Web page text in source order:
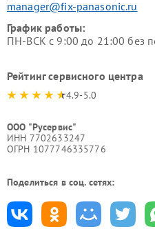
manager@fix-panasonic.ru
График работы:
ПН-ВСК с 9:00 до 21:00 без
Рейтинг сервисного центра
4.9-5.0
ООО "Русервис"
ИНН 7702633247
ОГРН 1077746335776
Поделиться в соц. сетях: